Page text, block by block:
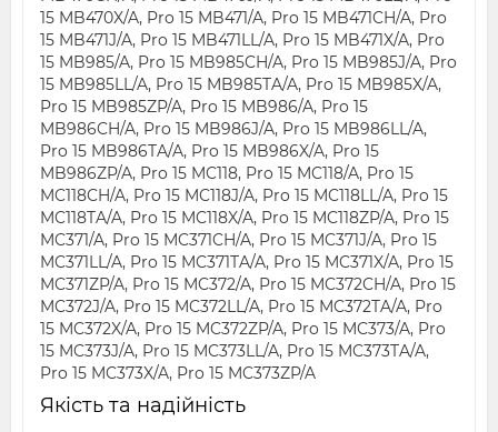
15 MB470X/A, Pro 15 MB471/A, Pro 15 MB471CH/A, Pro
15 MB471J/A, Pro 15 MB471LL/A, Pro 15 MB471X/A, Pro
15 MB985/A, Pro 15 MB985CH/A, Pro 15 MB985J/A, Pro
15 MB985LL/A, Pro 15 MB985TA/A, Pro 15 MB985X/A,
Pro 15 MB985ZP/A, Pro 15 MB986/A, Pro 15
MB986CH/A, Pro 15 MB986J/A, Pro 15 MB986LL/A,
Pro 15 MB986TA/A, Pro 15 MB986X/A, Pro 15
MB986ZP/A, Pro 15 MC118, Pro 15 MC118/A, Pro 15
MC118CH/A, Pro 15 MC118J/A, Pro 15 MC118LL/A, Pro 15
MC118TA/A, Pro 15 MC118X/A, Pro 15 MC118ZP/A, Pro 15
MC371/A, Pro 15 MC371CH/A, Pro 15 MC371J/A, Pro 15
MC371LL/A, Pro 15 MC371TA/A, Pro 15 MC371X/A, Pro 15
MC371ZP/A, Pro 15 MC372/A, Pro 15 MC372CH/A, Pro 15
MC372J/A, Pro 15 MC372LL/A, Pro 15 MC372TA/A, Pro
15 MC372X/A, Pro 15 MC372ZP/A, Pro 15 MC373/A, Pro
15 MC373J/A, Pro 15 MC373LL/A, Pro 15 MC373TA/A,
Pro 15 MC373X/A, Pro 15 MC373ZP/A
Якість та надійність